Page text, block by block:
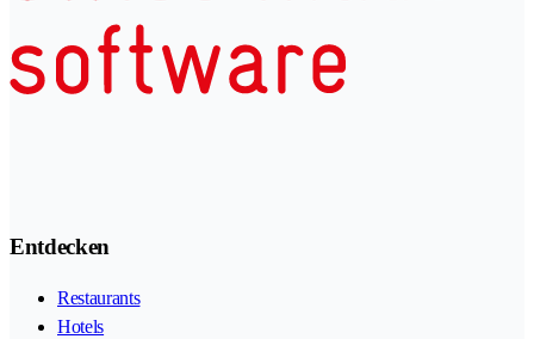
Entdecken
Restaurants
Hotels